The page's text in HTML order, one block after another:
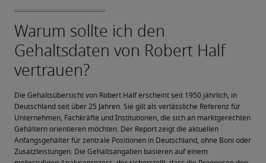
Die Gehaltsübersicht von Robert Half erscheint seit 1950 jährlich, in
Deutschland seit über 25 Jahren. Sie gilt als verlässliche Referenz für
Unternehmen, Fachkräfte und Institutionen, die sich an marktgerechten
Gehältern orientieren möchten. Der Report zeigt die aktuellen
Anfangsgehälter für zentrale Positionen in Deutschland, ohne Boni oder
Zusatzleistungen. Die Gehaltsangaben basieren auf einem